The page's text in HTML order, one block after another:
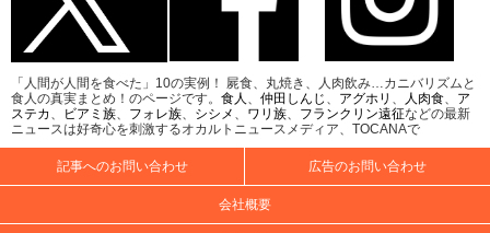
「人間が人間を食べた」10の実例！ 屍食、丸焼き、人肉飲み…カニバリズムと
食人の真実まとめ！のページです。 食人 、 仲田しんじ 、 アグホリ 、 人肉食、 ア
ステカ 、 ビアミ族、 フォレ族、 シシメ 、 ワリ族、 フランクリン遠征などの最新
ニュースは好奇心を刺激するオカルトニュースメディア、TOCANAで
記事へのお問い合わせ 広告のお問い合わせ
会社概要